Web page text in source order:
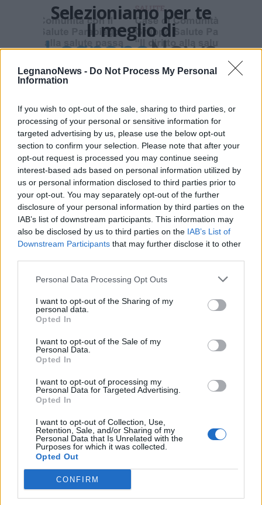
LegnanoNews - Do Not Process My Personal
Information
If you wish to opt-out of the sale, sharing to third parties, or
processing of your personal or sensitive information for
targeted advertising by us, please use the below opt-out
section to confirm your selection. Please note that after your
opt-out request is processed you may continue seeing
interest-based ads based on personal information utilized by
us or personal information disclosed to third parties prior to
your opt-out. You may separately opt-out of the further
disclosure of your personal information by third parties on the
IAB’s list of downstream participants. This information may
also be disclosed by us to third parties on the IAB’s List of
Downstream Participants that may further disclose it to other
Personal Data Processing Opt Outs
I want to opt-out of the Sharing of my
personal data.
Opted In
I want to opt-out of the Sale of my
Personal Data.
Opted In
I want to opt-out of processing my
Personal Data for Targeted Advertising.
Opted In
I want to opt-out of Collection, Use,
Retention, Sale, and/or Sharing of my
Personal Data that Is Unrelated with the
Purposes for which it was collected.
Opted Out
CONFIRM
Selezioniamo per te
Il meglio di
Iscriviti alla
newsletter
Commenti
Accedio registratiper commentare questo
articolo.
L'email è richiesta ma non verrà mostrata ai visitatori. Il contenuto di questo
commento esprime il pensiero dell'autore e non rappresenta la linea editoriale
di VareseNews.it, che rimane autonoma e indipendente. I messaggi inclusi nei
commenti non sono testi giornalistici, ma post inviati dai singoli lettori che
possono essere automaticamente pubblicati senza filtro preventivo. I commenti
che includano uno o più link a siti esterni verranno rimossi in automatico dal
sistema.
ALTRE NOTIZIE DI ISPRA